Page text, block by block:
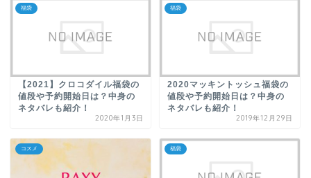
福袋
【2021】クロコダイル福袋の
値段や予約開始日は？中身の
ネタバレも紹介！
2020年1月3日
福袋
2020マッキントッシュ福袋の
値段や予約開始日は？中身の
ネタバレも紹介！
2019年12月29日
コスメ 福袋